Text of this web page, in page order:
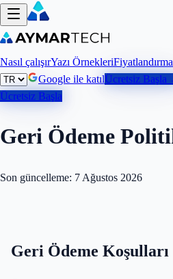
Nasıl çalışırYazı ÖrnekleriFiyatlandırma
Google ile katılÜcretsiz Başla
Ücretsiz Başla
Geri Ödeme
Son güncelleme: 7 Ağustos 2026
Geri Ödeme Koşulları